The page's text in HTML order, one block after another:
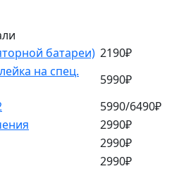
батареи) 2190₽
на спец.
5990₽
5990/6490₽
2990₽
2990₽
2990₽